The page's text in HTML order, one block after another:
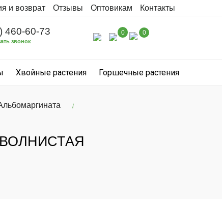
и возврат Отзывы Оптовикам Контакты
460-60-73
звонок
0 0
Хвойные растения Горшечные растения